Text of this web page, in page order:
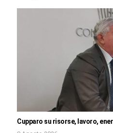
Cupparo su risorse, lavoro,